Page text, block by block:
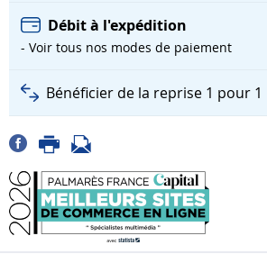
Débit à l'expédition
- Voir tous nos modes de paiement
Bénéficier de la reprise 1 pour 1